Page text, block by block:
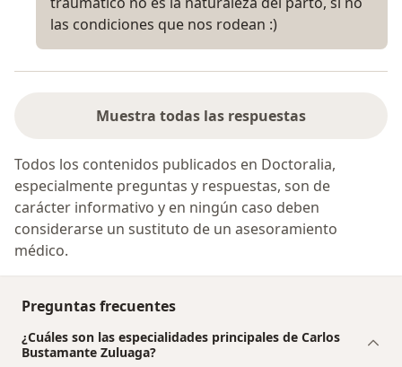
las condiciones que nos rodean :)
Muestra todas las respuestas
Todos los contenidos publicados en Doctoralia,
especialmente preguntas y respuestas, son de
carácter informativo y en ningún caso deben
considerarse un sustituto de un asesoramiento
médico.
Preguntas frecuentes
¿Cuáles son las especialidades principales de Carlos
Bustamante Zuluaga?